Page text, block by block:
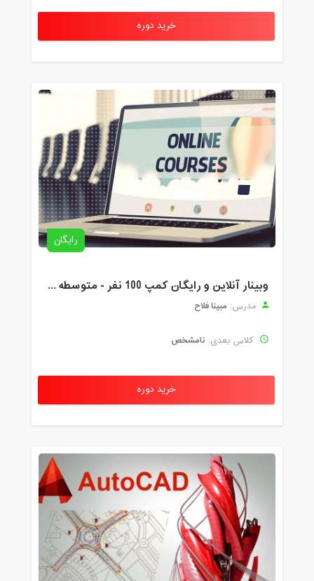
خرید دوره
رایگان
وبینار آنلاین و رایگان کمپ 100 نفر - متوسطه اول
مدرس: مبینا فلاح
کلاس بعدی: نامشخص
خرید دوره